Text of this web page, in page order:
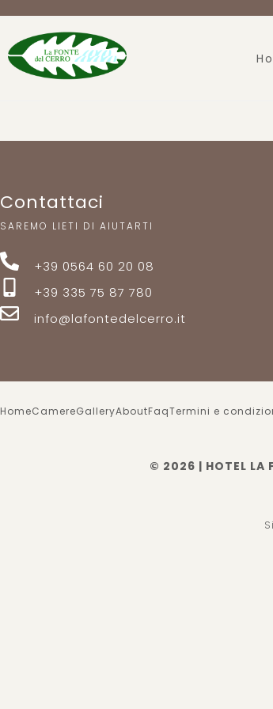
Contattaci
SAREMO LIETI DI AIUTARTI
+39 0564 60 20 08
+39 335 75 87 780
info@lafontedelcerro.it
HomeCamereGalleryAboutFaqTermini e
© 2026 | HOTEL LA